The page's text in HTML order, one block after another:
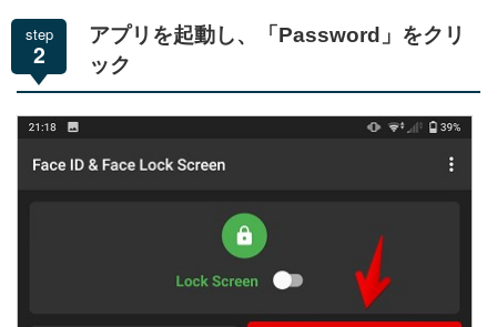
step
2
アプリを起動し、「Password」をクリ
ック